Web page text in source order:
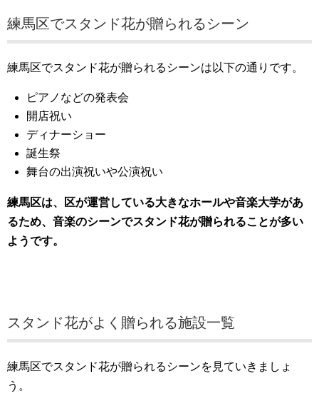
練馬区でスタンド花が贈られるシーン
練馬区でスタンド花が贈られるシーンは以下の通りです。
ピアノなどの発表会
開店祝い
ディナーショー
誕生祭
舞台の出演祝いや公演祝い
練馬区は、区が運営している大きなホールや音楽大学があ
るため、音楽のシーンでスタンド花が贈られることが多い
ようです。
スタンド花がよく贈られる施設一覧
練馬区でスタンド花が贈られるシーンを見ていきましょ
う。